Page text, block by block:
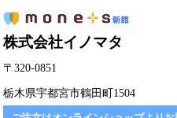
株式会社イノマタ
〒320-0851
栃木県宇都宮市鶴田町1504